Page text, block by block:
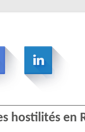
hostilités en